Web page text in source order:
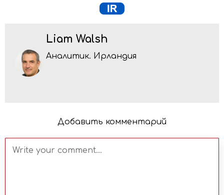
Liam Walsh
Аналитик. Ирландия
Добавить комментарий